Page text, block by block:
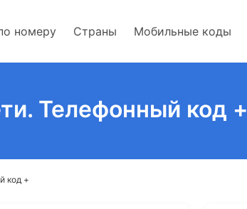
номеру Страны Мобильные коды
Телефонный код +
код +